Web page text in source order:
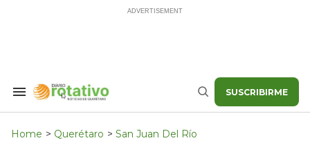
Search
Navigation
Buscar SUSCRIBIRME
Home > Querétaro > San Juan Del Río